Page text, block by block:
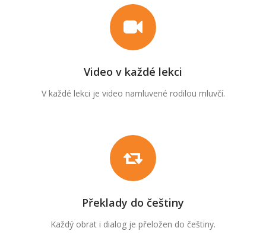
Video v každé lekci
V každé lekci je video namluvené rodilou mluvčí.
Překlady do češtiny
Každý obrat i dialog je přeložen do češtiny.